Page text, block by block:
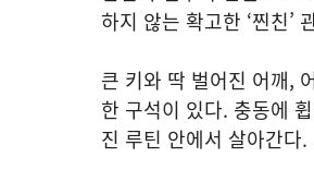
하지 않는 확고한 ‘찐친’
큰 키와 딱 벌어진 어깨,
한 구석이 있다. 충동에
진 루틴 안에서 살아간다.